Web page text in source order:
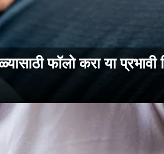
फॉलो करा या प्रभावी